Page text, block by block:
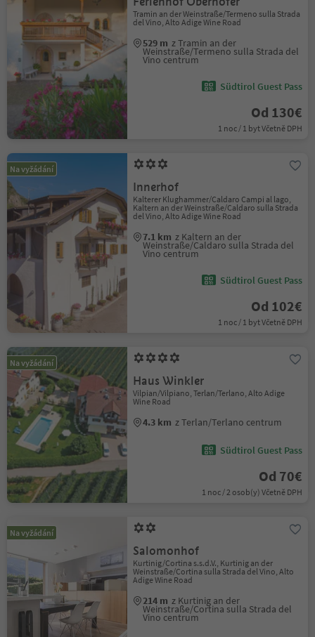
Tramin an der Weinstraße/Termeno sulla Strada
del Vino, Alto Adige Wine Road
529 m z Tramin an der
Weinstraße/Termeno sulla Strada del
Vino centrum
Südtirol Guest Pass
Od 130€
1 noc / 1 byt Včetně DPH
Na vyžádání
Innerhof
Kalterer Klughammer/Caldaro Campi al lago,
Kaltern an der Weinstraße/Caldaro sulla Strada
del Vino, Alto Adige Wine Road
7.1 km z Kaltern an der
Weinstraße/Caldaro sulla Strada del
Vino centrum
Südtirol Guest Pass
Od 102€
1 noc / 1 byt Včetně DPH
Na vyžádání
Haus Winkler
Vilpian/Vilpiano, Terlan/Terlano, Alto Adige
Wine Road
4.3 km z Terlan/Terlano centrum
Südtirol Guest Pass
Od 70€
1 noc / 2 osob(y) Včetně DPH
Na vyžádání
Salomonhof
Kurtinig/Cortina s.s.d.V., Kurtinig an der
Weinstraße/Cortina sulla Strada del Vino, Alto
Adige Wine Road
214 m z Kurtinig an der
Weinstraße/Cortina sulla Strada del
Vino centrum